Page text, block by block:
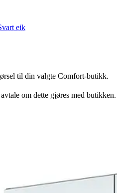
eik
til din valgte Comfort-butikk.
om dette gjøres med butikken.